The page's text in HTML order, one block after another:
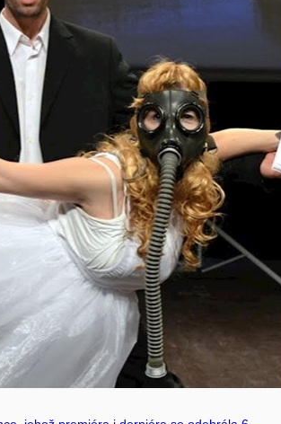
na youtube.com